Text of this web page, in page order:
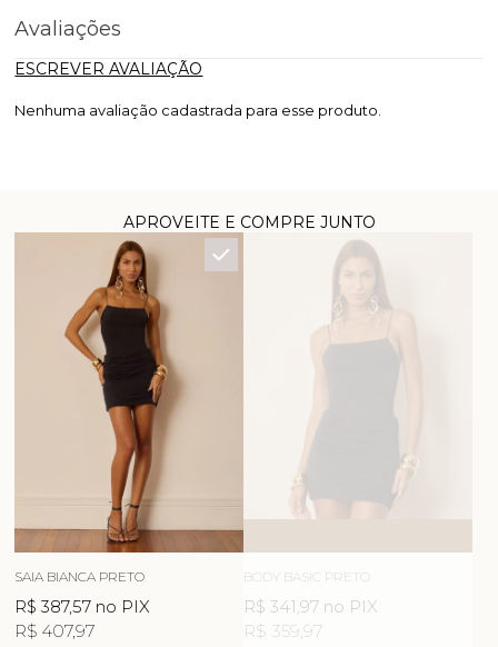
Avaliações
ESCREVER AVALIAÇÃO
Nenhuma avaliação cadastrada para esse produto.
APROVEITE E COMPRE JUNTO
SAIA BIANCA PRETO
R$ 387,57 no PIX
R$ 407,97
BODY BASIC PRETO
R$ 341,97 no PIX
R$ 359,97